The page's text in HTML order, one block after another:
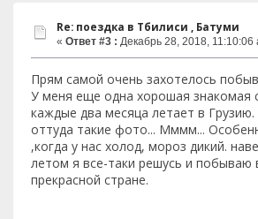
Re: поездка в Тбилиси , Батуми
« Ответ #3 : Декабрь 28, 2018, 11:10:06
Прям самой очень захотелось
У меня еще одна хорошая знакомая
каждые два месяца летает в
оттуда такие фото... Мммм...
,когда у нас холод, мороз дикий.
летом я все-таки решусь и побываю
прекрасной стране.